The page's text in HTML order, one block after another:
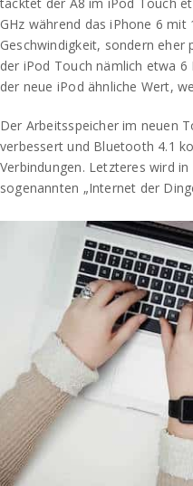
GHz während das iPhone 6
Geschwindigkeit, sondern
der iPod Touch nämlich etwa
der neue iPod ähnliche Wert,
Der Arbeitsspeicher im neuen
verbessert und Bluetooth 4.1
Verbindungen. Letzteres wird
sogenannten „Internet der